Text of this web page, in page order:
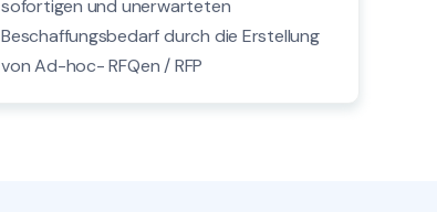
sofortigen und unerwarteten
Beschaffungsbedarf durch die Erstellung
von Ad-hoc- RFQen / RFP